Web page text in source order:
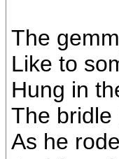
The
Like to
Hung in
The bridle
As he